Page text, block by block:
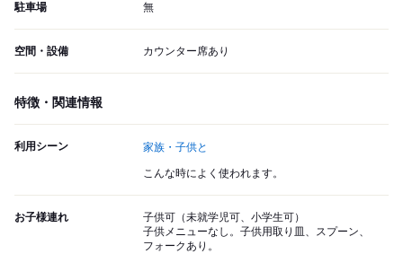
駐車場 無
空間・設備 カウンター席あり
特徴・関連情報
利用シーン 家族・子供と
こんな時によく使われます。
お子様連れ
子供可（未就学児可、小学生可）
子供メニューなし。子供用取り皿、スプーン、
フォークあり。